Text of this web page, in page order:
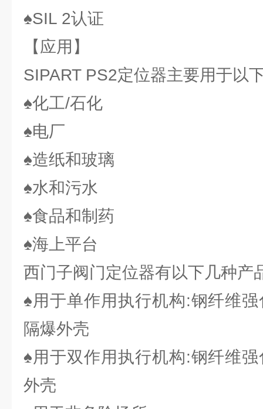
♠SIL 2认证
【应用】
SIPART PS2定位器主要用于以
♠化工/石化
♠电厂
♠造纸和玻璃
♠水和污水
♠食品和制药
♠海上平台
西门子阀门定位器有以下几种产
♠用于单作用执行机构:钢纤维
隔爆外壳
♠用于双作用执行机构:钢纤维
外壳